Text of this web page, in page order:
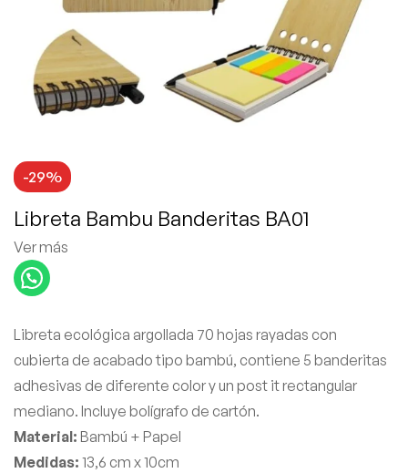
-29%
Libreta Bambu Banderitas BA01
Ver más
Libreta ecológica argollada 70 hojas rayadas con
cubierta de acabado tipo bambú, contiene 5 banderitas
adhesivas de diferente color y un post it rectangular
mediano. Incluye bolígrafo de cartón.
Material: Bambú + Papel
Medidas: 13,6 cm x 10cm